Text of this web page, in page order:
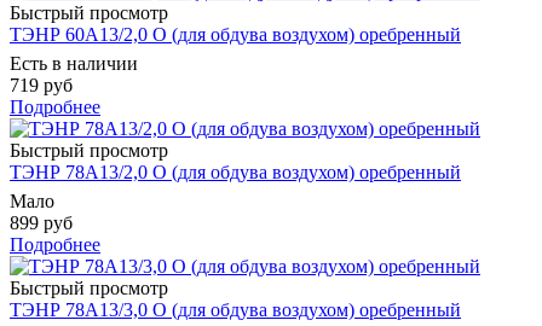
Быстрый просмотр
ТЭНР 60А13/2,0 О (для обдува воздухом) оребренный
Есть в наличии
719 руб
Подробнее
Быстрый просмотр
ТЭНР 78А13/2,0 О (для обдува воздухом) оребренный
Мало
899 руб
Подробнее
Быстрый просмотр
ТЭНР 78А13/3,0 О (для обдува воздухом) оребренный